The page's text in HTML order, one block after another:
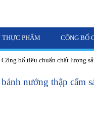
THỰC PHẨM CÔNG BỐ
Công bố tiêu chuẩn chất lượng
nướng thập cẩm